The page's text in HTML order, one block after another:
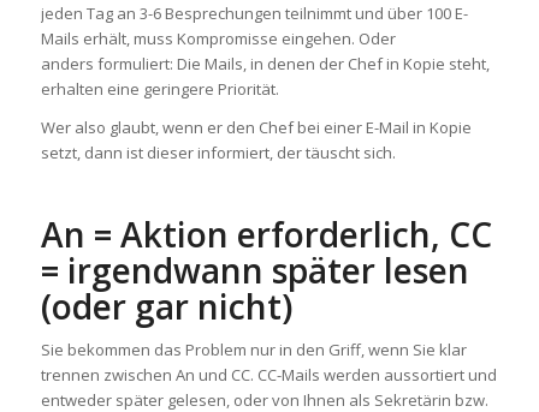
jeden Tag an 3-6 Besprechungen teilnimmt und über 100 E-
Mails erhält, muss Kompromisse eingehen. Oder
anders formuliert: Die Mails, in denen der Chef in Kopie steht,
erhalten eine geringere Priorität.
Wer also glaubt, wenn er den Chef bei einer E-Mail in Kopie
setzt, dann ist dieser informiert, der täuscht sich.
An = Aktion erforderlich, CC
= irgendwann später lesen
(oder gar nicht)
Sie bekommen das Problem nur in den Griff, wenn Sie klar
trennen zwischen An und CC. CC-Mails werden aussortiert und
entweder später gelesen, oder von Ihnen als Sekretärin bzw.